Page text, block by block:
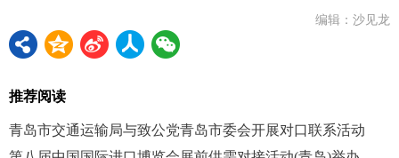
编辑：沙见龙
推荐阅读
青岛市交通运输局与致公党青岛市委会开展对口联系活动